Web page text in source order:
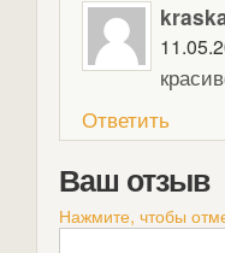
Ответить
Ваш отзыв
Нажмите, чтобы